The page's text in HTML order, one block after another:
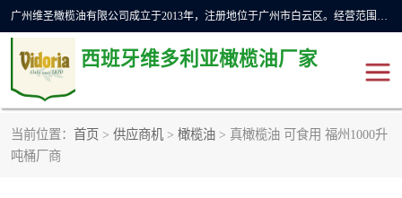
广州维圣橄榄油有限公司成立于2013年，注册地位于广州市白云区。经营范围包括饲料原料销售;畜牧渔业饲料销售;化妆品批发;贸易经纪;食品进出口等，主要产品有：橄榄果渣油，橄榄油，纯橄榄油等。
西班牙维多利亚橄榄油厂家
当前位置： 首页 > 供应商机 > 橄榄油 > 真橄榄油 可食用 福州1000升
吨桶厂商
橄榄油